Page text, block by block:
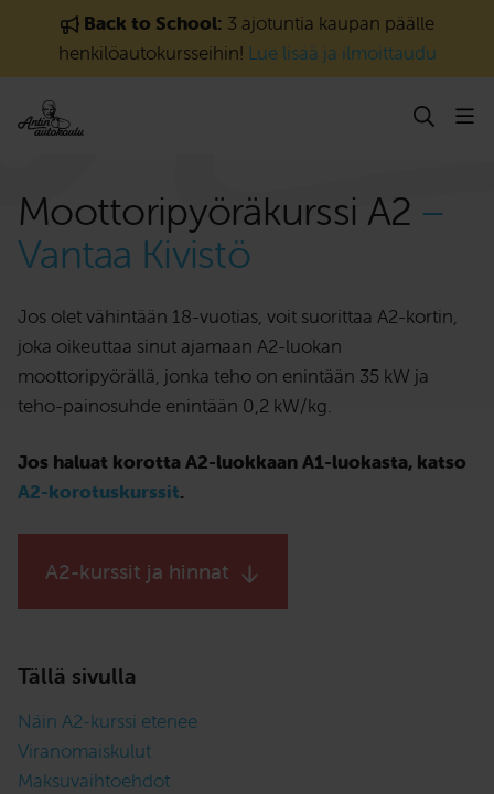
Siirry sisältöönBack to School: 3 ajotuntia kaupan päälle
henkilöautokursseihin! Lue lisää ja ilmoittaudu
Moottori­pyörä­kurssi A2 –
Vantaa Kivistö
Jos olet vähintään 18-vuotias, voit suorittaa A2-kortin,
joka oikeuttaa sinut ajamaan A2-luokan
moottoripyörällä, jonka teho on enintään 35 kW ja
teho-painosuhde enintään 0,2 kW/kg.
Jos haluat korotta A2-luokkaan A1-luokasta, katso
A2-korotuskurssit.
A2-kurssit ja hinnat
Tällä sivulla
Näin A2-kurssi etenee
Viranomaiskulut
Maksuvaihtoehdot